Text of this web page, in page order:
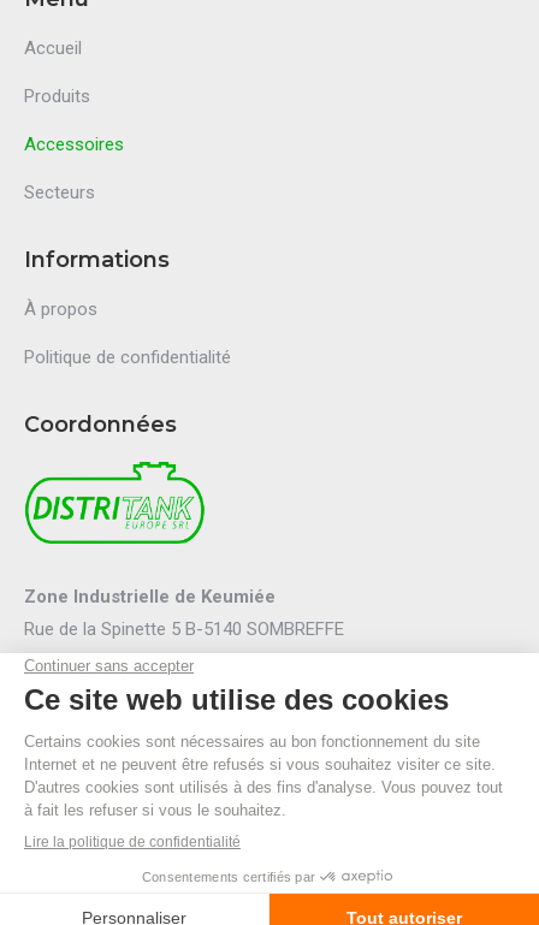
Accueil
Produits
Accessoires
Secteurs
Informations
À propos
Politique de confidentialité
Coordonnées
Zone Industrielle de Keumiée
Rue de la Spinette 5 B-5140 SOMBREFFE
Mail :info@distritank.be
Tel.: 071/88 81 46
Fax : 071/88 94 53
R.P.M. Namur
TVA BE 0474.635.054